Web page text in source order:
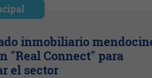
inmobiliario
"Real Connect" para
el sector